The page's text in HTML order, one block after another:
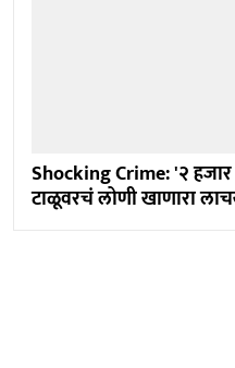
Shocking Crime: '२ हजार
टाळूवरचं लोणी खाणारा